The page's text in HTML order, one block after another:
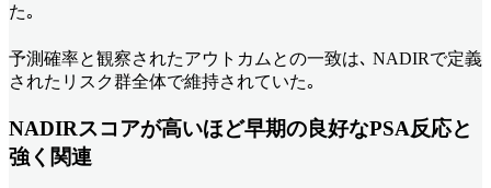
た｡
予測確率と観察されたアウトカムとの一致は､ NADIRで定義
されたリスク群全体で維持されていた｡
NADIRスコアが高いほど早期の良好なPSA反応と
強く関連